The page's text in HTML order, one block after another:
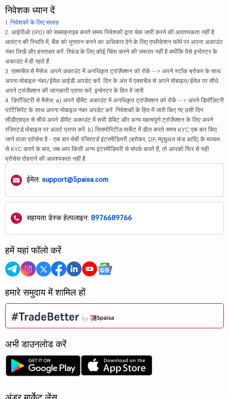
निवेशक ध्यान दें
1. निवेशकों के लिए सलाह
2. आईपीओ (IPO) को सब्सक्राइब करते समय निवेशकों द्वारा चेक जारी करने की आवश्यकता नहीं है.
आवंटन की स्थिति में, बैंक को भुगतान करने का अधिकार देने के लिए एप्लीकेशन फॉर्म पर अपना अकाउंट
नंबर लिखें और हस्ताक्षर करें. रिफंड के लिए कोई चिंता करने की जरूरत नहीं है क्योंकि पैसे इन्वेस्टर के
अकाउंट में ही रहते हैं.
3. एक्सचेंज से मैसेज: अपने अकाउंट में अनधिकृत ट्रांज़ैक्शन को रोकें --> अपने स्टॉक ब्रोकर के साथ
अपना मोबाइल नंबर/ईमेल आईडी अपडेट करें. दिन के अंत में एक्सचेंज से अपने मोबाइल/ईमेल पर सीधे
अपने ट्रांज़ैक्शन की जानकारी प्राप्त करें. इन्वेस्टर के हित में जारी.
4. डिपॉज़िटरी से मैसेज: a) अपने डीमैट अकाउंट में अनधिकृत ट्रांज़ैक्शन को रोकें --> अपने डिपॉज़िटरी
पार्टिसिपेंट के साथ अपना मोबाइल नंबर अपडेट करें. निवेशकों के हित में जारी किए गए उसी दिन
सीडीएसएल से सीधे अपने डीमैट अकाउंट में सभी डेबिट और अन्य महत्वपूर्ण ट्रांज़ैक्शन के लिए अपने
रजिस्टर्ड मोबाइल पर अलर्ट प्राप्त करें. b) सिक्योरिटीज़ मार्केट में डील करते समय KYC एक बार किए
जाने वाला प्रोसेस है - एक बार सेबी रजिस्टर्ड इंटरमीडियरी (ब्रोकर, DP, म्यूचुअल फंड आदि) के माध्यम
से KYC करने के बाद, जब आप किसी अन्य इंटरमीडियरी से संपर्क करते हैं, तो आपको फिर से यही
प्रोसेस दोहराने की आवश्यकता नहीं है.
ईमेल: support@5paisa.com
सहायता डेस्क हेल्पलाइन: 8976689766
हमें यहां फॉलो करें
हमारे समुदाय में शामिल हों
अभी डाउनलोड करें